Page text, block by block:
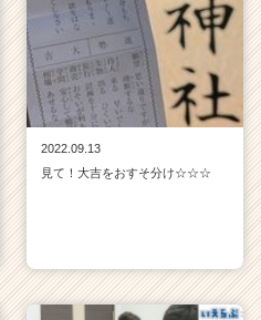
2022.09.13
見て！大吉をおすそ分け☆☆☆